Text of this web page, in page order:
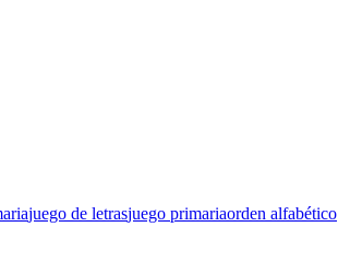
juego de letrasjuego primariaorden alfabético